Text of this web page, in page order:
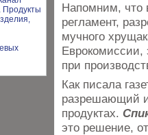
Напомним, что
регламент,
мучного
Еврокомиссии,
при
Как писала
разрешающий
продуктах.
это решение,